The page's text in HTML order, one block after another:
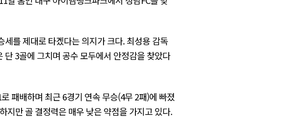
를 제대로 타겠다는 의지가 크다. 최성용 감독
3골에 그치며 공수 모두에서 안정감을 찾았다
패배하며 최근 6경기 연속 무승(4무 2패)에 빠졌
지만 골 결정력은 매우 낮은 약점을 가지고 있다.